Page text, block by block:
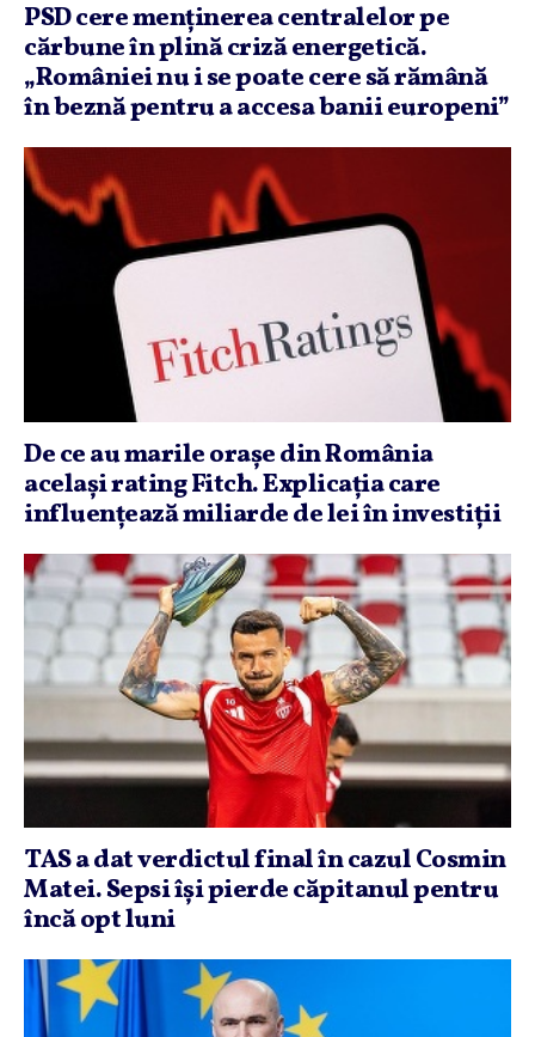
PSD cere menţinerea centralelor pe
cărbune în plină criză energetică.
„României nu i se poate cere să rămână
în beznă pentru a accesa banii europeni”
De ce au marile oraşe din România
acelaşi rating Fitch. Explicaţia care
influenţează miliarde de lei în investiţii
TAS a dat verdictul final în cazul Cosmin
Matei. Sepsi îşi pierde căpitanul pentru
încă opt luni